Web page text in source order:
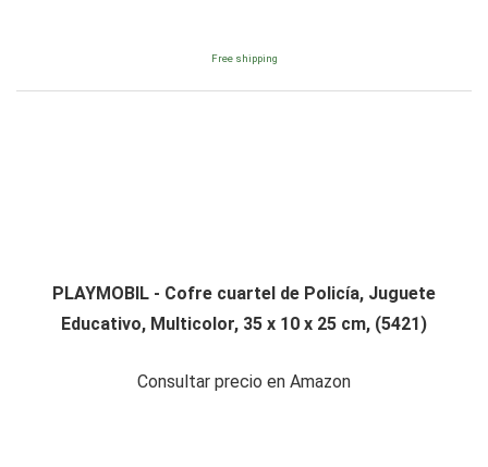
Free shipping
PLAYMOBIL - Cofre cuartel de Policía, Juguete
Educativo, Multicolor, 35 x 10 x 25 cm, (5421)
Consultar precio en Amazon